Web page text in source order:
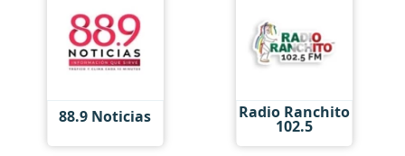
88.9 Noticias Radio Ranchito
102.5